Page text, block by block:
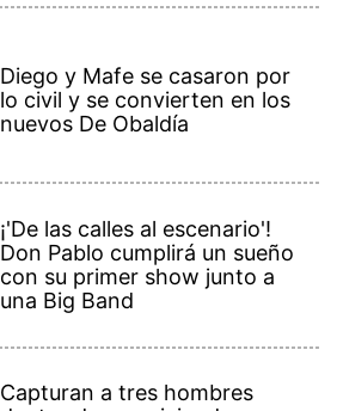
Diego y Mafe se casaron por
lo civil y se convierten en los
nuevos De Obaldía
¡'De las calles al escenario'!
Don Pablo cumplirá un sueño
con su primer show junto a
una Big Band
Capturan a tres hombres